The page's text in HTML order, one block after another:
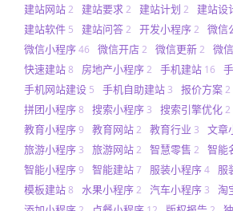
建站网站2 建站要求2 建站计划 2 建站设
建站软件 5 建站问答2 开发小程序2 微信
微信小程序46 微信开店2 微信更新2 微
快速建站8 房地产小程序2 手机建站 16
手机网站建设 5 手机自助建站 3 报价方案2
拼团小程序8 搜索小程序 3 搜索引擎优化2
教育小程序9 教育网站2 教育行业 3 文章
旅游小程序 3 旅游网站2 智慧零售 2 智能
智能小程序9 智能建站7 服装小程序4 服
模板建站8 水果小程序2 汽车小程序 3 淘